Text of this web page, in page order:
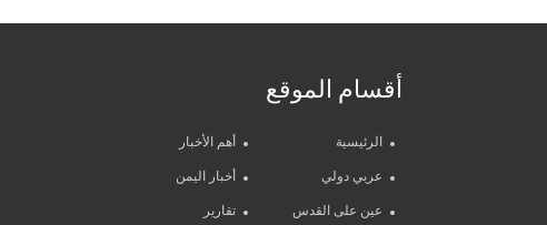
أقسام الموقع
الرئيسية أهم الأخبار
عربي دولي أخبار اليمن
عين على القدس تقارير